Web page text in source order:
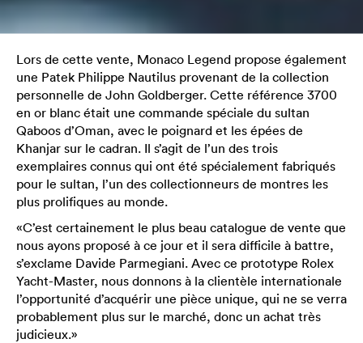
Lors de cette vente, Monaco Legend propose également
une Patek Philippe Nautilus provenant de la collection
personnelle de John Goldberger. Cette référence 3700
en or blanc était une commande spéciale du sultan
Qaboos d’Oman, avec le poignard et les épées de
Khanjar sur le cadran. Il s’agit de l’un des trois
exemplaires connus qui ont été spécialement fabriqués
pour le sultan, l’un des collectionneurs de montres les
plus prolifiques au monde.
«C’est certainement le plus beau catalogue de vente que
nous ayons proposé à ce jour et il sera difficile à battre,
s’exclame Davide Parmegiani. Avec ce prototype Rolex
Yacht-Master, nous donnons à la clientèle internationale
l’opportunité d’acquérir une pièce unique, qui ne se verra
probablement plus sur le marché, donc un achat très
judicieux.»